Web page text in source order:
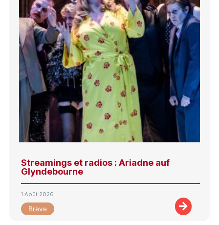
Streamings et radios : Ariadne auf
Glyndebourne
1 Août 2026
Brève